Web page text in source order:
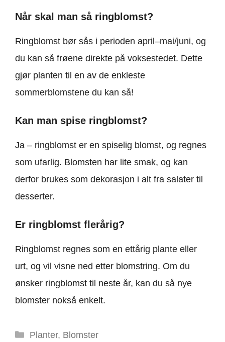
Når skal man så ringblomst?
Ringblomst bør sås i perioden april–mai/juni, og
du kan så frøene direkte på voksestedet. Dette
gjør planten til en av de enkleste
sommerblomstene du kan så!
Kan man spise ringblomst?
Ja – ringblomst er en spiselig blomst, og regnes
som ufarlig. Blomsten har lite smak, og kan
derfor brukes som dekorasjon i alt fra salater til
desserter.
Er ringblomst flerårig?
Ringblomst regnes som en ettårig plante eller
urt, og vil visne ned etter blomstring. Om du
ønsker ringblomst til neste år, kan du så nye
blomster nokså enkelt.
Kategorier
Planter, Blomster